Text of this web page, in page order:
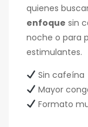
quienes
enfoque sin
noche o para
estimulantes.
Sin cafeína
Mayor
Formato